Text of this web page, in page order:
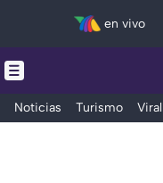
en vivo
Noticias Turismo